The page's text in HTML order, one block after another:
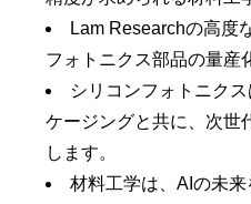
Lam Researchの高度
フォトニクス部品の量産
シリコンフォトニク
ケージングと共に、次世
します。
材料工学は、AIの未